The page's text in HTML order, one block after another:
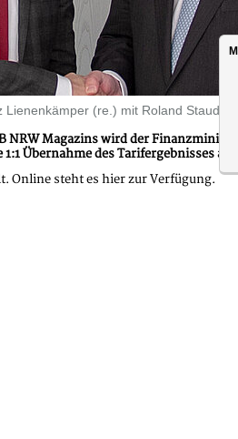
(re.) mit Roland Staude
NRW Magazins wird der
Übernahme des Tarifergebnisses
Online steht es hier zur Verfügung.